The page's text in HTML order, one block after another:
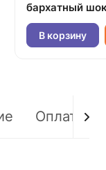
бархатный
В корзину
Оплата